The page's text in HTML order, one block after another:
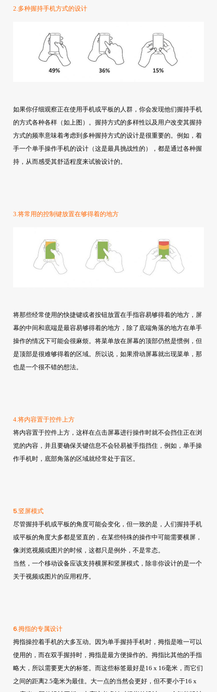
2.多种握持手机方式的设计
如果你仔细观察正在使用手机或平板的人群，你会发现他们握持手机
的方式各种各样（如上图）。握持方式的多样性以及用户改变其握持
方式的频率意味着考虑到多种握持方式的设计是很重要的。例如，着
手一个单手操作手机的设计（这是最具挑战性的），都是通过各种握
持，从而感受其舒适程度来试验设计的。
3.将常用的控制键放置在够得着的地方
将那些经常使用的快捷键或者按钮放置在手指容易够得着的地方，屏
幕的中间和底端是最容易够得着的地方，除了底端角落的地方在单手
操作的情况下可能会很麻烦。将菜单放在屏幕的顶部仍然是惯例，但
是顶部是很难够得着的区域。所以说，如果滑动屏幕就出现菜单，那
也是一个很不错的想法。
4.将内容置于控件上方
将内容置于控件上方，这样在点击屏幕进行操作时就不会挡住正在浏
览的内容，并且要确保关键信息不会轻易被手指挡住，例如，单手操
作手机时，底部角落的区域就经常处于盲区。
5.竖屏模式
尽管握持手机或平板的角度可能会变化，但一致的是，人们握持手机
或平板的角度大多都是竖直的，在某些特殊的操作中可能需要横屏，
像浏览视频或图片的时候，这都只是例外，不是常态。
当然，一个移动设备应该支持横屏和竖屏模式，除非你设计的是一个
关于视频或图片的应用程序。
6.拇指的专属设计
拇指操控着手机的大多互动。因为单手握持手机时，拇指是唯一可以
使用的，而在双手握持时，拇指是最方便操作的。拇指比其他的手指
略大，所以需要更大的标签。而这些标签最好是16 x 16毫米，而它们
之间的距离2.5毫米为最佳。大一点的当然会更好，但不要小于16 x